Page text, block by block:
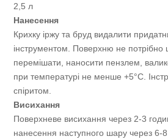
2,5 л
Нанесення
Крихку іржу та бруд видалити
інструментом. Поверхню не потрібно
перемішати, наносити пензлем,
при температурі не менше +5°C.
спіритом.
Висихання
Поверхневе висихання через 2-3
нанесення наступного шару через 6-